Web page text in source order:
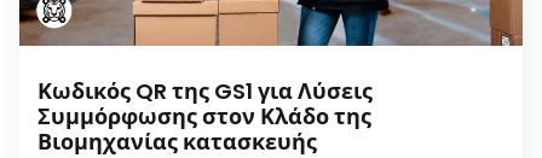
Κωδικός QR της GS1 για Λύσεις
Συμμόρφωσης στον Κλάδο της
Βιομηχανίας κατασκευής